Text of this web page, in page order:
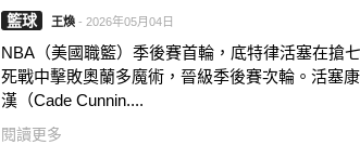
籃球 王煥 - 2026年05月04日
NBA（美國職籃）季後賽首輪，底特律活塞在搶
死戰中擊敗奧蘭多魔術，晉級季後賽次輪。活塞
漢（Cade Cunnin....
閱讀更多